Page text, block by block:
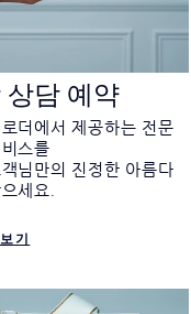
상담 예약
더에서 제공하는 전문
스를
님만의 진정한 아름다
세요.
기